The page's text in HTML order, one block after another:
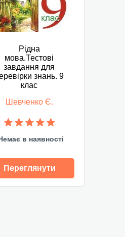
Рідна
мова.Тестові
завдання для
знань. 9
клас
Шевченко Є.
в наявності
Переглянути